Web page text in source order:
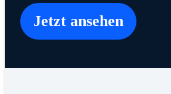
Jetzt ansehen